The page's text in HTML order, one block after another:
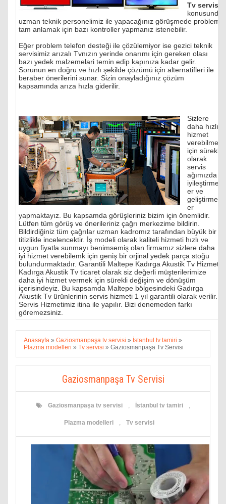
Tv servisi
konusunda
uzman teknik personelimiz ile yapacağınız görüşmede problemi
tam anlamak için bazı kontroller yapmanız istenebilir.
Eğer problem telefon desteği ile çözülemiyor ise gezici teknik
servisimiz arızalı Tvnızın yerinde onarımı için gereken olası
bazı yedek malzemelari temin edip kapınıza kadar gelir.
Sorunun en doğru ve hızlı şekilde çözümü için alternatifleri ile
beraber önerilerini sunar. Sizin onayladığınız çözüm
kapsamında arıza hızla giderilir.
Sizlere
daha hızlı
hizmet
verebilmek
için sürekli
olarak
servis
ağımızda
iyileştirmel
er ve
geliştirmel
er
yapmaktayız. Bu kapsamda görüşleriniz bizim için önemlidir.
Lütfen tüm görüş ve önerileriniz çağrı merkezime bildirin.
Bildirdiğiniz tüm çağrılar uzman kadromız tarafından büyük bir
titizlikle incelencektir. İş modeli olarak kaliteli hizmeti hızlı ve
uygun fiyatla sunmayı benimsemiş olan firmamız sizlere daha
iyi hizmet verebilemk için geniş bir orjinal yedek parça stoğu
bulundurmaktadır. Garantili Maltepe Kadırga Akustik Tv Hizmeti
Kadırga Akustik Tv ticaret olarak siz değerli müşterilerimize
daha iyi hizmet vermek için sürekli değişim ve dönüşüm
içerisindeyiz. Bu kapsamda Maltepe bölgesindeki Gadırga
Akustik Tv ürünlerinin servis hizmeti 1 yıl garantili olarak verilir.
Servis Hizmetimiz itina ile yapılır. Bizi denemeden farkı
göremezsiniz.
Anasayfa » Gaziosmanpaşa tv servisi » İstanbul tv tamiri »
Plazma modelleri » Tv servisi » Gaziosmanpaşa Tv Servisi
Gaziosmanpaşa Tv Servisi
Gaziosmanpaşa tv servisi İstanbul tv tamiri
Plazma modelleri Tv servisi